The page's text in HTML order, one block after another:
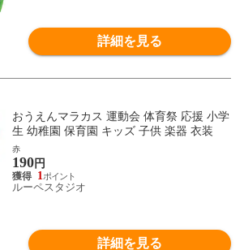
詳細を見る
おうえんマラカス 運動会 体育祭 応援 小学
生 幼稚園 保育園 キッズ 子供 楽器 衣装
赤
190円
1
ルーペスタジオ
詳細を見る